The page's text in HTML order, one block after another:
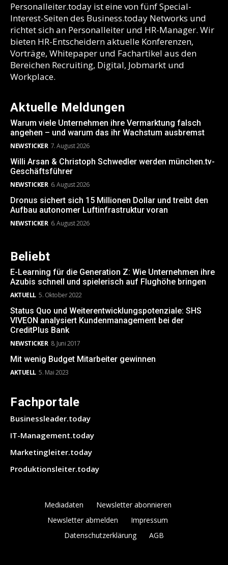
Personalleiter.today ist eine von fünf Special-
Interest-Seiten des Business.today Networks und
richtet sich an Personalleiter und HR-Manager. Wir
bieten HR-Entscheidern aktuelle Konferenzen,
Vorträge, Whitepaper und Fachartikel aus den
Bereichen Recruiting, Digital, Jobmarkt und
Workplace.
Aktuelle Meldungen
Warum viele Unternehmen ihre Vermarktung falsch
angehen – und warum das ihr Wachstum ausbremst
NEWSTICKER 7. August 2026
Willi Arsan & Christoph Schwedler werden münchen.tv-
Geschäftsführer
NEWSTICKER 6. August 2026
Dronus sichert sich 15 Millionen Dollar und treibt den
Aufbau autonomer Luftinfrastruktur voran
NEWSTICKER 6. August 2026
Beliebt
E-Learning für die Generation Z: Wie Unternehmen ihre
Azubis schnell und spielerisch auf Flughöhe bringen
AKTUELL 5. Oktober 2022
Status Quo und Weiterentwicklungspotenziale: SHS
VIVEON analysiert Kundenmanagement bei der
CreditPlus Bank
NEWSTICKER 8. Juni 2017
Mit wenig Budget Mitarbeiter gewinnen
AKTUELL 5. Mai 2023
Fachportale
Businessleader.today
IT-Management.today
Marketingleiter.today
Produktionsleiter.today
Mediadaten
Newsletter abonnieren
Newsletter abmelden
Impressum
Datenschutzerklärung
AGB